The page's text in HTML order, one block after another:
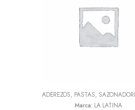
Marca: LA LATINA